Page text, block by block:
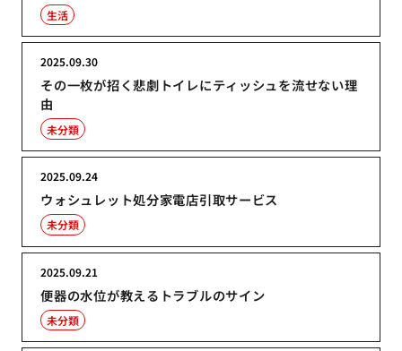
生活
その一枚が招く悲劇トイレにティッシュを流せない理
由
2025.09.30
未分類
ウォシュレット処分家電店引取サービス
2025.09.24
未分類
便器の水位が教えるトラブルのサイン
2025.09.21
未分類